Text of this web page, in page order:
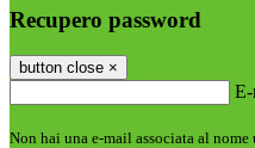
Recupero password
button close ×
Non hai una e-mail associata al